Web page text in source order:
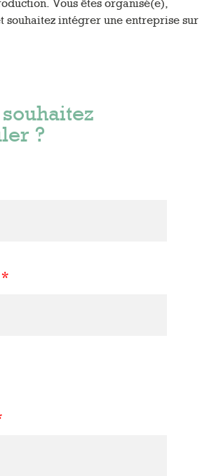
Vous êtes organisé(e),
souhaitez intégrer une entreprise sur
?